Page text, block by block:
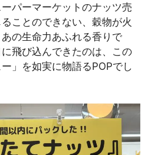
パーマーケットのナッツ売
ことのできない、穀物が火
の生命力あふれる香りで
飛び込んできたのは、この
」を如実に物語るPOPでし